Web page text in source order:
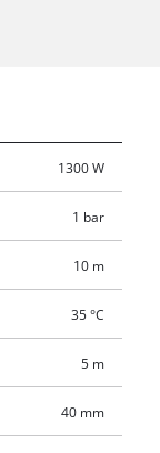
1300 W
1 bar
10 m
35 °C
5 m
40 mm